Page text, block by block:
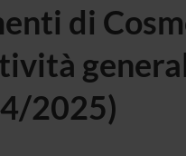
di
2025)